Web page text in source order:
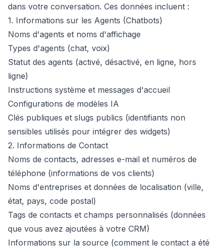
dans votre conversation. Ces données incluent :
1. Informations sur les Agents (Chatbots)
Noms d'agents et noms d'affichage
Types d'agents (chat, voix)
Statut des agents (activé, désactivé, en ligne, hors
ligne)
Instructions système et messages d'accueil
Configurations de modèles IA
Clés publiques et slugs publics (identifiants non
sensibles utilisés pour intégrer des widgets)
2. Informations de Contact
Noms de contacts, adresses e-mail et numéros de
téléphone (informations de vos clients)
Noms d'entreprises et données de localisation (ville,
état, pays, code postal)
Tags de contacts et champs personnalisés (données
que vous avez ajoutées à votre CRM)
Informations sur la source (comment le contact a été